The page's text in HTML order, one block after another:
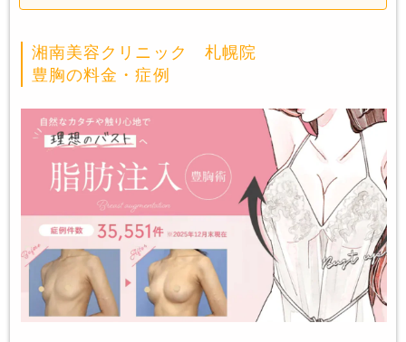
湘南美容クリニック 札幌院
豊胸の料金・症例